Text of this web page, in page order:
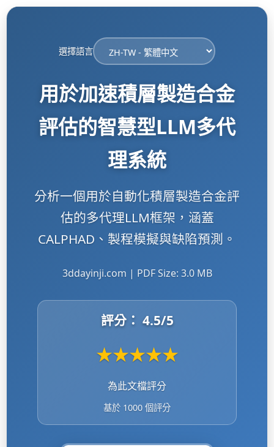
選擇語言
用於加速積層製造合金
評估的智慧型LLM多代
理系統
分析一個用於自動化積層製造合金評
估的多代理LLM框架，涵蓋
CALPHAD、製程模擬與缺陷預測。
3ddayinji.com | PDF Size: 3.0 MB
評分： 4.5/5
★★★★★
為此文檔評分
基於 1000 個評分